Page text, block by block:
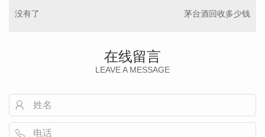
没有了 茅台酒回收多少钱
在线留言
LEAVE A MESSAGE